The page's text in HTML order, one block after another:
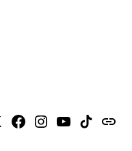
Faceboook
Instagram
YoutubeTiktokissuu